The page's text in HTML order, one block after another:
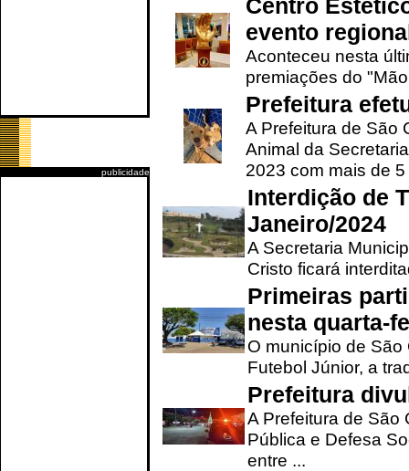
publicidade
Centro
evento
Aconteceu nesta
premiações do
Prefeitura
A Prefeitura de São
Animal da
2023 com mais de 5
Interdição de
Janeiro/2024
A Secretaria
Cristo ficará
Primeiras
nesta quarta-
O município de
Futebol Júnior, a
Prefeitura
A Prefeitura de São
Pública e Defesa
entre ...